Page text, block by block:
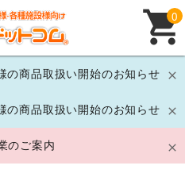
の商品取扱い開始のお知らせ
の商品取扱い開始のお知らせ
のご案内
0